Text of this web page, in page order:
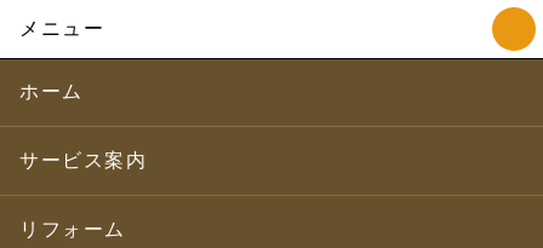
メニュー
ホーム
サービス案内
リフォーム